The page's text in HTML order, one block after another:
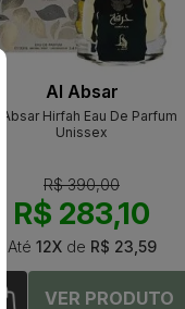
Al Absar
Absar Hirfah Eau De Parfum
Unissex
R$ 390,00
R$ 283,10
Até 12Xde R$ 23,59